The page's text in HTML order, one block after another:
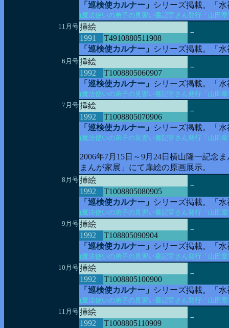
「巡検使カルナー」
シリーズ掲載。「
(魔法使いの弟子の見習い書記官さん発行「山田
11月号挿絵
－
1991
T4910880511908
「巡検使カルナー」
シリーズ掲載。「
6月号挿絵
－
1992
T1008805060907
「巡検使カルナー」
シリーズ掲載。「
(魔法使いの弟子の見習い書記官さん発行「山田
7月号挿絵
－
1992
T1008805070906
「巡検使カルナー」
シリーズ掲載。「
(魔法使いの弟子の見習い書記官さん発行「山田
2006年7月15日～9月24日横山隆一記念
まんが家展」にて扉絵の原画展示。
8月号挿絵
－
1992
T1008805080905
「巡検使カルナー」
シリーズ掲載。「
(魔法使いの弟子の見習い書記官さん発行「山田
9月号挿絵
－
1992
T108805090904
「巡検使カルナー」
シリーズ掲載。「
(魔法使いの弟子の見習い書記官さん発行「山田
10月号挿絵
－
1992
T1008805100900
「巡検使カルナー」
シリーズ掲載。「
(魔法使いの弟子の見習い書記官さん発行「山田
11月号挿絵
－
1992
T1008805110909